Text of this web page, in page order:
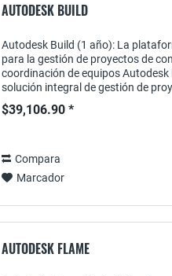
AUTODESK BUILD
Autodesk Build (1 año): La
para la gestión de proyectos de
coordinación de equipos Autodesk
solución integral de gestión de
construcción basada en la nube,
$39,106.90 *
Compara
Marcador
AUTODESK FLAME